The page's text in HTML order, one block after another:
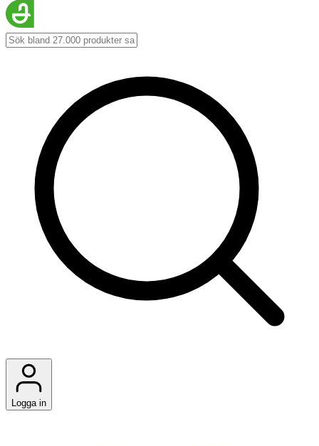
Logga in